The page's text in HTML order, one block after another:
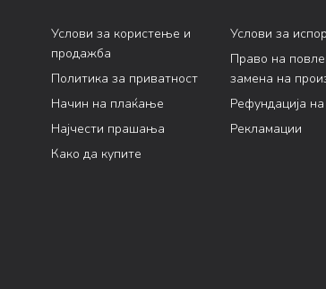
Услови за користење и
продажба
Политика за приватност
Начин на плаќање
Најчести прашања
Како да купите
Услови за
Право на
замена на
Рефундација
Рекламации